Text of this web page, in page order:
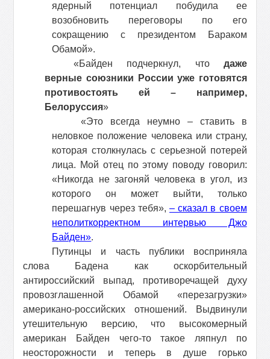
ядерный потенциал побудила ее
возобновить переговоры по его
сокращению с президентом Бараком
Обамой».
«Байден подчеркнул, что даже
верные союзники России уже готовятся
противостоять ей – например,
Белоруссия»
«Это всегда неумно – ставить в
неловкое положение человека или страну,
которая столкнулась с серьезной потерей
лица. Мой отец по этому поводу говорил:
«Никогда не загоняй человека в угол, из
которого он может выйти, только
перешагнув через тебя», – сказал в своем
неполиткорректном интервью Джо
Байден».
Путинцы и часть публики восприняла
слова Бадена как оскорбительный
антироссийский выпад, противоречащей духу
провозглашенной Обамой «перезагрузки»
американо-российских отношений. Выдвинули
утешительную версию, что высокомерный
американ Байден чего-то такое ляпнул по
неосторожности и теперь в душе горько